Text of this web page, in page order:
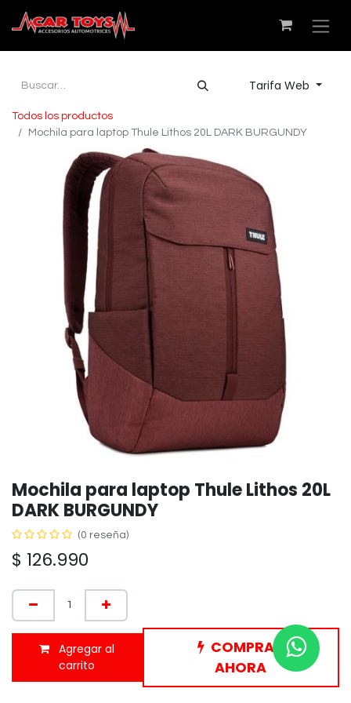
Tarifa Web
Todos los productos
Mochila para laptop Thule Lithos 20L DARK BURGUNDY
Mochila para laptop Thule Lithos 20L
DARK BURGUNDY
(0 reseña)
$ 126.990
Agregar al
carrito
COMPRAR
AHORA